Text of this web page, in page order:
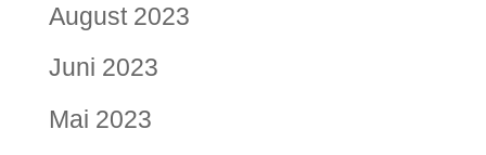
August 2023
Juni 2023
Mai 2023